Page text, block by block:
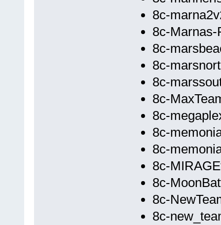
8c-
8c-Marnas-
8c-
8c-
8c-
8c-
8c-
8c-
8c-
8c-
8c-
8c-
8c-